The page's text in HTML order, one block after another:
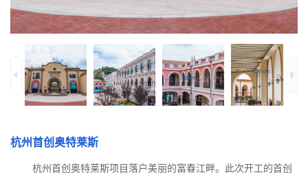
杭州首创奥特莱斯
杭州首创奥特莱斯项目落户美丽的富春江畔。此次开工的首创